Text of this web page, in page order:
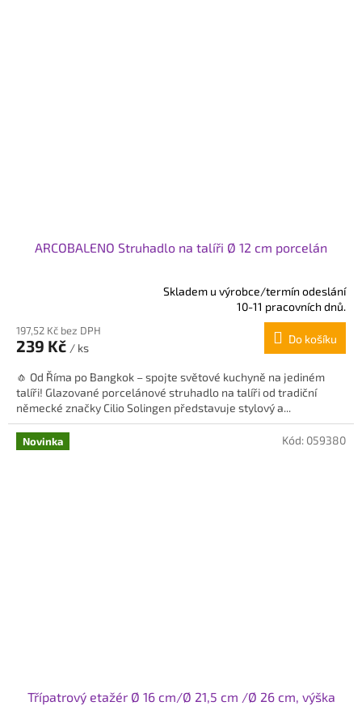
ARCOBALENO Struhadlo na talíři Ø 12 cm porcelán
produktu
je
z
5
hvězdiček.
Skladem u výrobce/termín odeslání
10-11 pracovních dnů.
197,52 Kč bez DPH
239 Kč / ks
Do košíku
🧄 Od Říma po Bangkok – spojte světové kuchyně na jediném
talíři! Glazované porcelánové struhadlo na talíři od tradiční
německé značky Cilio Solingen představuje stylový a...
Novinka
Třípatrový etažér Ø 16 cm/Ø 21,5 cm /Ø 26 cm, výška
Kód: 059380